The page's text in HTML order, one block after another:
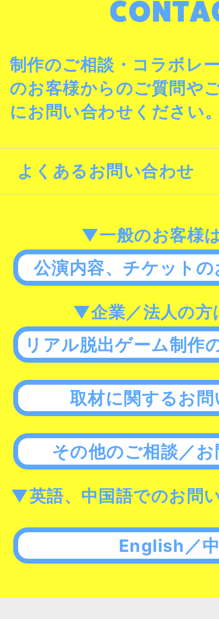
制作のご相談・コラボレ
のお客様からのご質問や
にお問い合わせください
よくあるお問い合わせ
▼一般のお客様
公演内容、チケット
▼企業／法人の方
リアル脱出ゲーム制作
取材に関するお
その他のご相談／
▼英語、中国語でのお問
English／